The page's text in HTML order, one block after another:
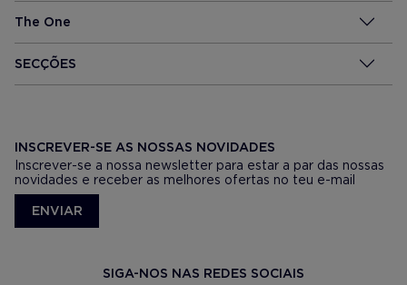
The One
SECÇÕES
INSCREVER-SE AS NOSSAS NOVIDADES
Inscrever-se a nossa newsletter para estar a par das nossas
novidades e receber as melhores ofertas no teu e-mail
ENVIAR
SIGA-NOS NAS REDES SOCIAIS